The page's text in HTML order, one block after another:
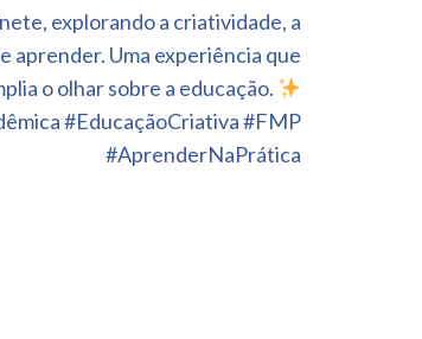
explorando a criatividade, a
aprender. Uma experiência que
o olhar sobre a educação.
#EducaçãoCriativa #FMP
#AprenderNaPrática